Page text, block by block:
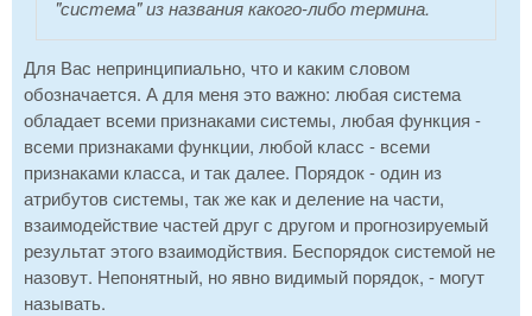
"система" из названия какого-либо термина.
Для Вас непринципиально, что и каким словом
обозначается. А для меня это важно: любая система
обладает всеми признаками системы, любая функция -
всеми признаками функции, любой класс - всеми
признаками класса, и так далее. Порядок - один из
атрибутов системы, так же как и деление на части,
взаимодействие частей друг с другом и прогнозируемый
результат этого взаимодйствия. Беспорядок системой не
назовут. Непонятный, но явно видимый порядок, - могут
называть.